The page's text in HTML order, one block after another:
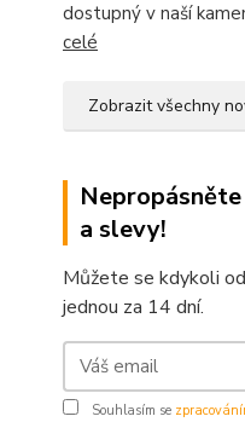
dostupný v naší
celé
Zobrazit všechny
a slevy!
Můžete se kdykoli
jednou za 14 dní.
Souhlasím se